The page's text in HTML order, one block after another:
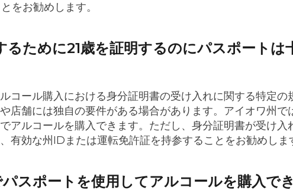
をお勧めします。
るために21歳を証明するのにパスポートは
コール購入における身分証明書の受け入れに関する特定の
店舗には独自の要件がある場合があります。アイオワ州で
アルコールを購入できます。ただし、身分証明書が受け入
有効な州IDまたは運転免許証を持参することをお勧めしま
スポートを使用してアルコールを購入で